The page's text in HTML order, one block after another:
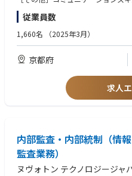
【歓迎要件】
［経験］※以下のいずれかに該当す
・主管官庁に限定された公認
上
・プログラム設計又はシステ
［知識］※以下のいずれかに該当
・公認会計士試験の合格者
［ツール］DXツールの活用経験
［語学］英語または中国語の日常会
［その他］時間マネジメント、意
従業員数
1,660名 （2025年3月）
京都府
求人
内部監査・内部統制（情
監査業務）
ヌヴォトン テクノロジージャ